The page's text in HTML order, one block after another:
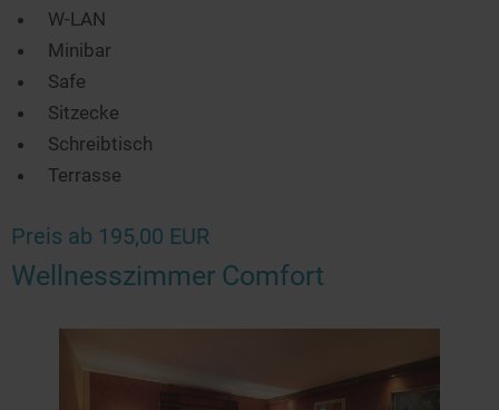
W-LAN
Minibar
Safe
Sitzecke
Schreibtisch
Terrasse
Preis ab 195,00 EUR
Wellnesszimmer Comfort